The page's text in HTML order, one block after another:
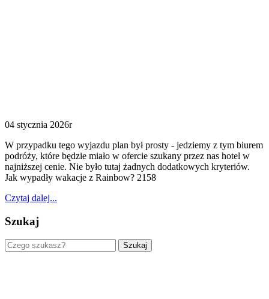
04 stycznia 2026r
W przypadku tego wyjazdu plan był prosty - jedziemy z tym biurem
podróży, które będzie miało w ofercie szukany przez nas hotel w
najniższej cenie. Nie było tutaj żadnych dodatkowych kryteriów.
Jak wypadły wakacje z Rainbow? 2158
Czytaj dalej...
Szukaj
Szukaj